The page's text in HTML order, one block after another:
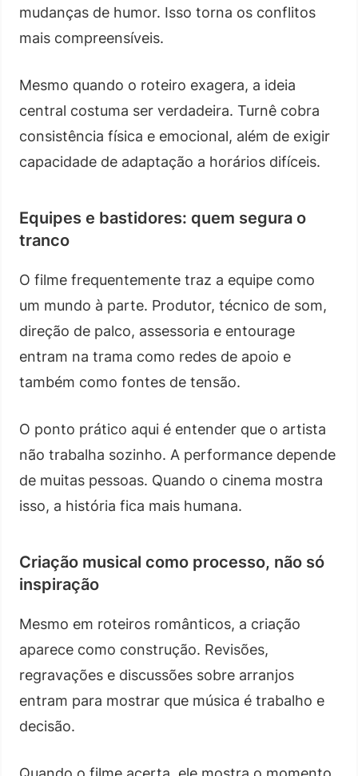
mudanças de humor. Isso torna os conflitos
mais compreensíveis.
Mesmo quando o roteiro exagera, a ideia
central costuma ser verdadeira. Turnê cobra
consistência física e emocional, além de exigir
capacidade de adaptação a horários difíceis.
Equipes e bastidores: quem segura o
tranco
O filme frequentemente traz a equipe como
um mundo à parte. Produtor, técnico de som,
direção de palco, assessoria e entourage
entram na trama como redes de apoio e
também como fontes de tensão.
O ponto prático aqui é entender que o artista
não trabalha sozinho. A performance depende
de muitas pessoas. Quando o cinema mostra
isso, a história fica mais humana.
Criação musical como processo, não só
inspiração
Mesmo em roteiros românticos, a criação
aparece como construção. Revisões,
regravações e discussões sobre arranjos
entram para mostrar que música é trabalho e
decisão.